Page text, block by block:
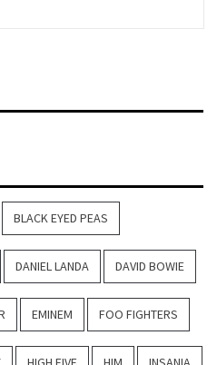
BLACK EYED PEAS
DANIEL LANDA DAVID BOWIE
EMINEM FOO FIGHTERS